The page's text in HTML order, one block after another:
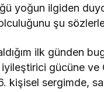
yoğun ilgiden
şu
ilk günden
iyileştirici gücüne
kişisel sergimde,